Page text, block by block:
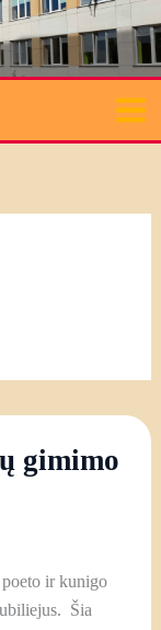
gimimo
ir kunigo
Šia